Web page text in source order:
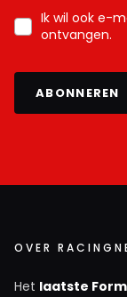
Ik wil ook e-
ontvangen.
ABONNEREN
OVER
Het laatste